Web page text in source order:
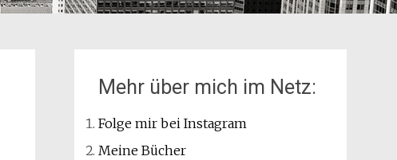
Mehr über mich im Netz:
Folge mir bei Instagram
Meine Bücher